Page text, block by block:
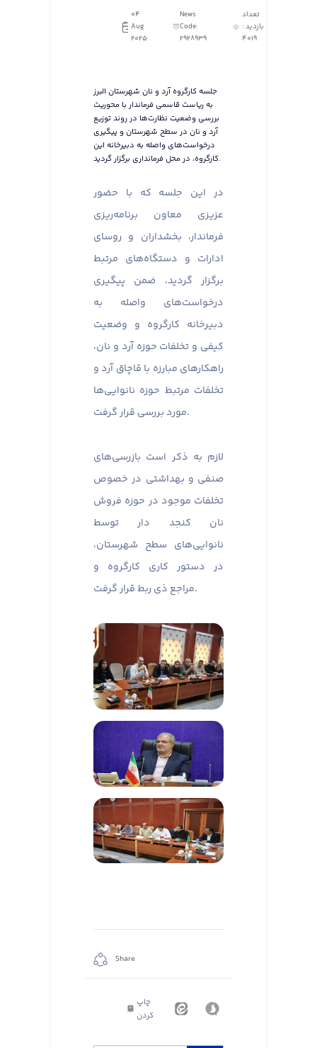
04
Aug
2025
News
Code:
2928939
تعداد
بازدید :
4019
جلسه کارگروه آرد و نان شهرستان البرز
به ریاست قاسمی فرماندار با محوریت
بررسی وضعیت نظارت‌ها در روند توزیع
آرد و نان در سطح شهرستان و پیگیری
درخواست‌های واصله به دبیرخانه این
کارگروه، در محل فرمانداری برگزار گردید.
در این جلسه که با حضور
عزیزی معاون برنامه‌ریزی
فرماندار، بخشداران و روسای
ادارات و دستگاه‌های مرتبط
برگزار گردید، ضمن پیگیری
درخواست‌های واصله به
دبیرخانه کارگروه و وضعیت
کیفی و تخلفات حوزه آرد و نان،
راهکارهای مبارزه با قاچاق آرد و
تخلفات مرتبط حوزه نانوایی‌ها
مورد بررسی قرار گرفت.
لازم به ذکر است بازرسی‌های
صنفی و بهداشتی در خصوص
تخلفات موجود در حوزه فروش
نان کنجد دار توسط
نانوایی‌های سطح شهرستان،
در دستور کاری کارگروه و
مراجع ذی ربط قرار گرفت.
Share
چاپ
کردن